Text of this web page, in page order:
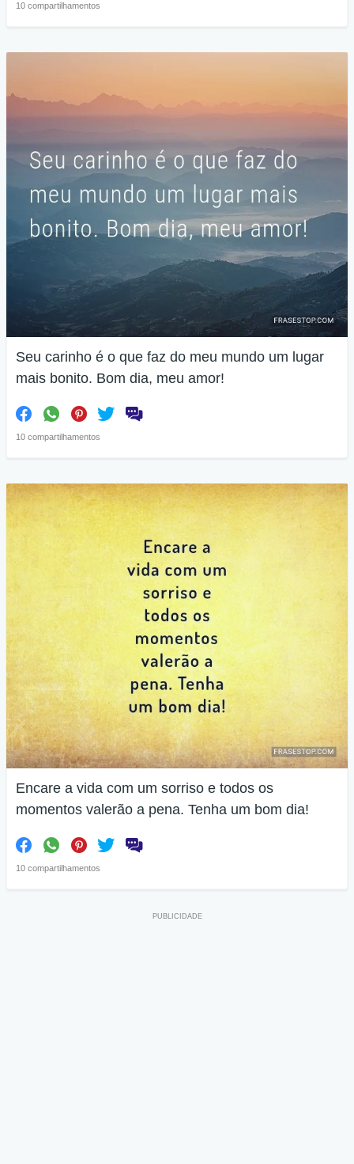
10 compartilhamentos
Seu carinho é o que faz do meu mundo um lugar
mais bonito. Bom dia, meu amor!
10 compartilhamentos
Encare a vida com um sorriso e todos os
momentos valerão a pena. Tenha um bom dia!
10 compartilhamentos